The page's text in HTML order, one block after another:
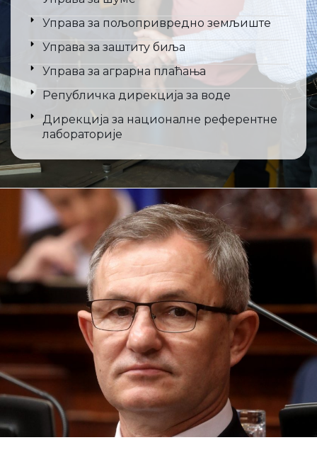
Управа за пољопривредно земљиште
Управа за заштиту биља
Управа за аграрна плаћања
Републичка дирекција за воде
Дирекција за националне референтне
лабораторије